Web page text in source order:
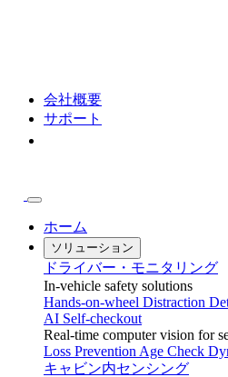
会社概要
サポート
ホーム
ソリューション
ドライバー・モニタリング
In-vehicle safety solutions
Hands-on-wheel Distraction
AI Self-checkout
Real-time computer vision for
Loss Prevention Age Check
キャビン内センシング